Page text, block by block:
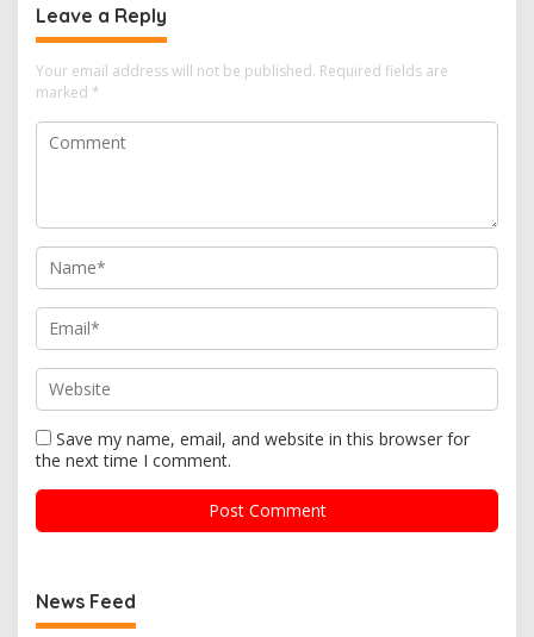
Leave a Reply
Your email address will not be published. Required fields are
marked *
Save my name, email, and website in this browser for
the next time I comment.
News Feed